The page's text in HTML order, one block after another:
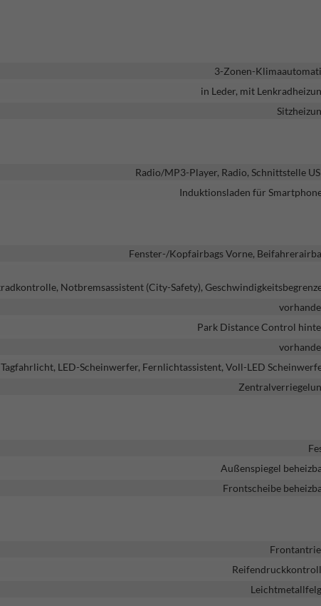
3-Zonen-
in Leder, mit
Radio/MP3-Player, Radio, Schnittstelle
Induktionsladen für
Fenster-/Kopfairbags Vorne,
Notbremsassistent (City-Safety),
Park Distance Control
Tagfahrlicht, LED-Scheinwerfer, Fernlichtassistent, Voll-LED
Außenspiegel
Frontscheibe